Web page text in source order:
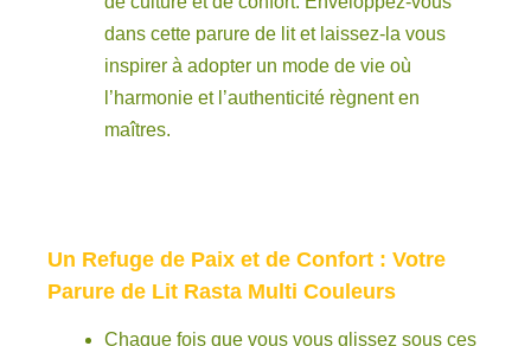
dans cette parure de lit et laissez-la vous
inspirer à adopter un mode de vie où
l’harmonie et l’authenticité règnent en
maîtres.
Un Refuge de Paix et de Confort : Votre
Parure de Lit Rasta Multi Couleurs
Chaque fois que vous vous glissez sous ces